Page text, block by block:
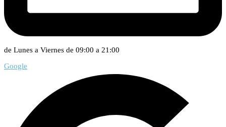
de Lunes a Viernes de 09:00 a 21:00
Google